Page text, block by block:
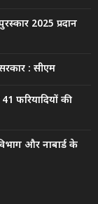
पुरस्कार 2025 प्रदान
: सीएम
फरियादियों की
और नाबार्ड के